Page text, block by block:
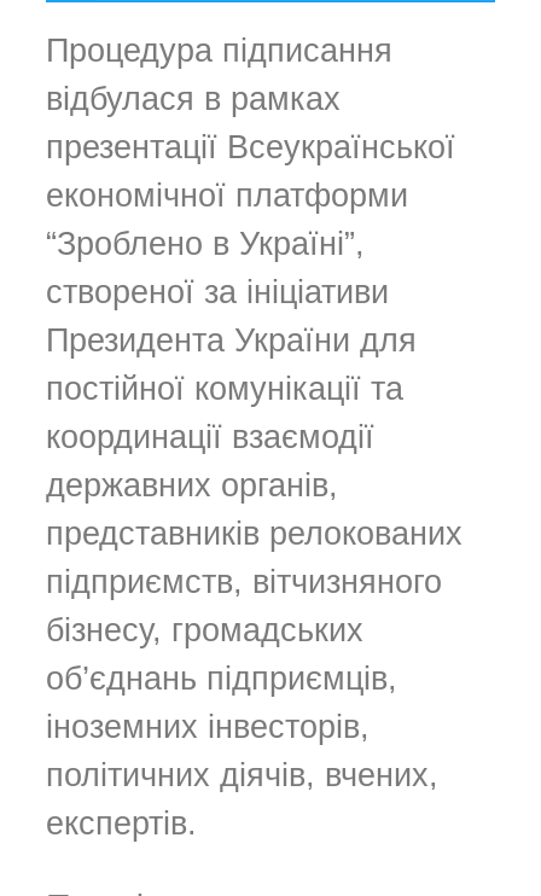
Процедура підписання
відбулася в рамках
презентації Всеукраїнської
економічної платформи
“Зроблено в Україні”,
створеної за ініціативи
Президента України для
постійної комунікації та
координації взаємодії
державних органів,
представників релокованих
підприємств, вітчизняного
бізнесу, громадських
об’єднань підприємців,
іноземних інвесторів,
політичних діячів, вчених,
експертів.